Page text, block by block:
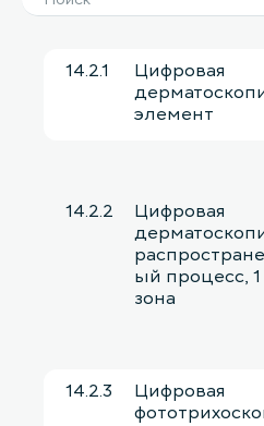
14.2.1
Цифровая
элемент
14.2.2
Цифровая
ый процесс, 1
зона
14.2.3
Цифровая